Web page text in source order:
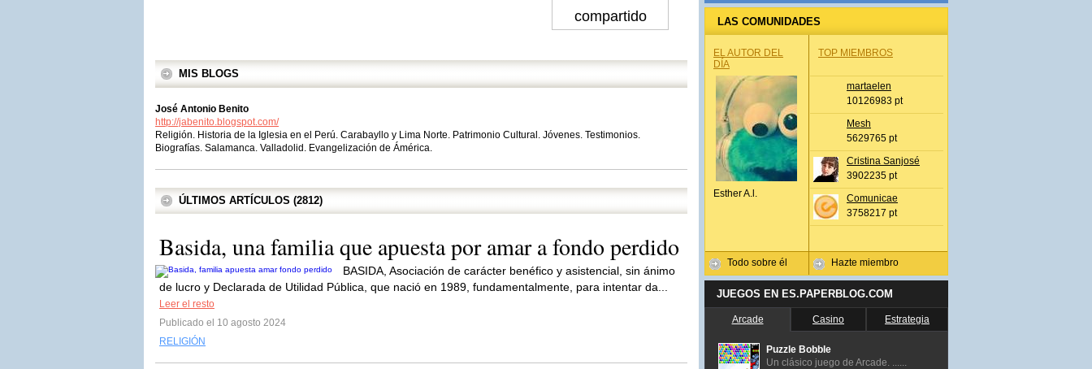
compartido
MIS BLOGS
José Antonio Benito
http://jabenito.blogspot.com/
Religión. Historia de la Iglesia en el Perú. Carabayllo y Lima Norte. Patrimonio Cultural. Jóvenes. Testimonios.
Biografías. Salamanca. Valladolid. Evangelización de Ámérica.
ÚLTIMOS ARTÍCULOS (2812)
Basida, una familia que apuesta por amar a fondo perdido
BASIDA, Asociación de carácter benéfico y asistencial, sin ánimo
de lucro y Declarada de Utilidad Pública, que nació en 1989, fundamentalmente, para intentar da...
Leer el resto
Publicado el 10 agosto 2024
RELIGIÓN
LAS COMUNIDADES
EL AUTOR DEL
DÍA
Esther A.l.
Todo sobre él
TOP MIEMBROS
martaelen
10126983 pt
Mesh
5629765 pt
Cristina Sanjosé
3902235 pt
Comunicae
3758217 pt
Hazte miembro
JUEGOS EN ES.PAPERBLOG.COM
Arcade Casino Estrategia
Puzzle Bobble
Un clásico juego de Arcade. ......